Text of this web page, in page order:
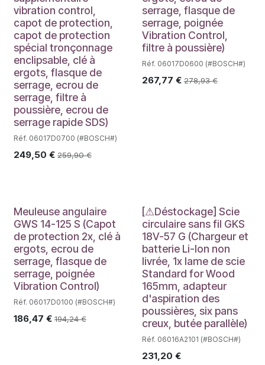
vibration control,
capot de protection,
capot de protection
spécial tronçonnage
enclipsable, clé à
ergots, flasque de
serrage, ecrou de
serrage, filtre à
poussière, ecrou de
serrage rapide SDS)
Réf. 06017D0700 (#BOSCH#)
249,50 € 259,90€
serrage, flasque de
serrage, poignée
Vibration Control,
filtre à poussière)
Réf. 06017D0600 (#BOSCH#)
267,77 € 278,93€
Meuleuse angulaire
GWS 14-125 S (Capot
de protection 2x, clé à
ergots, ecrou de
serrage, flasque de
serrage, poignée
Vibration Control)
Réf. 06017D0100 (#BOSCH#)
186,47 € 194,24€
Déstockage
[⚠Déstockage] Scie
circulaire sans fil GKS
18V-57 G (Chargeur et
batterie Li-Ion non
livrée, 1x lame de scie
Standard for Wood
165mm, adapteur
d'aspiration des
poussières, six pans
creux, butée parallèle)
Réf. 06016A2101 (#BOSCH#)
231,20 €